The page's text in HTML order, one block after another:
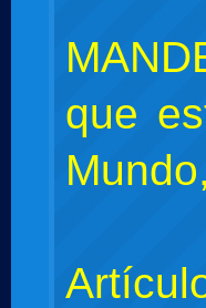
que